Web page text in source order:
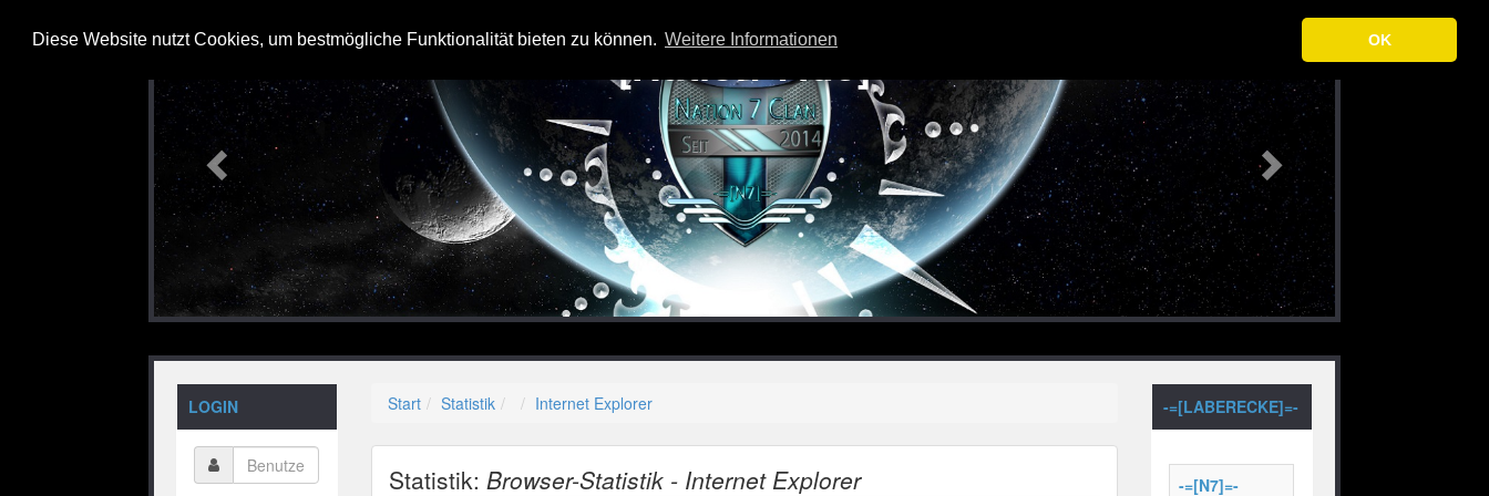
Diese Website nutzt Cookies, um bestmögliche Funktionalität bieten zu können. Weitere Informationen OK
Next
-=[Nation-7.de]=-
LOGIN Start Statistik Internet Explorer
Statistik:Browser-Statistik - Internet Explorer
-=[LABERECKE]=-
-=[N7]=-